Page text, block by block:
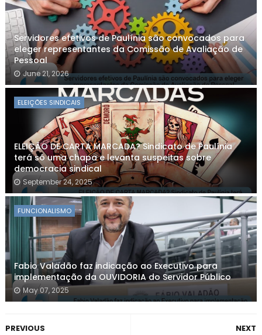
Servidores efetivos de Paulínia são convocados para
eleger representantes da Comissão de Avaliação de
Pessoal
June 21, 2026
ELEIÇÕES SINDICAIS
ELEIÇÃO DE CARTA MARCADA? Sindicato de Paulínia
terá só uma chapa e levanta suspeitas sobre
democracia sindical
September 24, 2025
FUNCIONALISMO
Fabio Valadão faz indicação ao Executivo para
implementação da OUVIDORIA do Servidor Público
May 07, 2025
NEXT
PREVIOUS